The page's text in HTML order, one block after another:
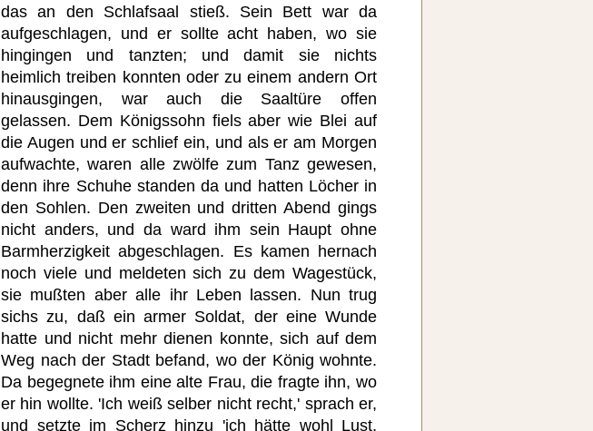
das an den Schlafsaal stieß. Sein Bett war da
aufgeschlagen, und er sollte acht haben, wo sie
hingingen und tanzten; und damit sie nichts
heimlich treiben konnten oder zu einem andern Ort
hinausgingen, war auch die Saaltüre offen
gelassen. Dem Königssohn fiels aber wie Blei auf
die Augen und er schlief ein, und als er am Morgen
aufwachte, waren alle zwölfe zum Tanz gewesen,
denn ihre Schuhe standen da und hatten Löcher in
den Sohlen. Den zweiten und dritten Abend gings
nicht anders, und da ward ihm sein Haupt ohne
Barmherzigkeit abgeschlagen. Es kamen hernach
noch viele und meldeten sich zu dem Wagestück,
sie mußten aber alle ihr Leben lassen. Nun trug
sichs zu, daß ein armer Soldat, der eine Wunde
hatte und nicht mehr dienen konnte, sich auf dem
Weg nach der Stadt befand, wo der König wohnte.
Da begegnete ihm eine alte Frau, die fragte ihn, wo
er hin wollte. 'Ich weiß selber nicht recht,' sprach er,
und setzte im Scherz hinzu 'ich hätte wohl Lust,